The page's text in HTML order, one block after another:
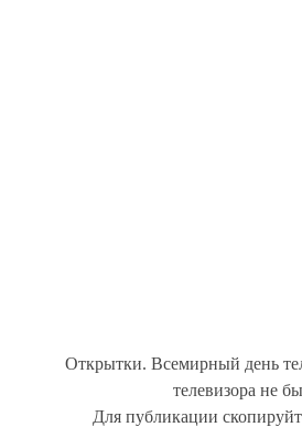
Открытки. Всемирный день
телевизора не
Для публикации